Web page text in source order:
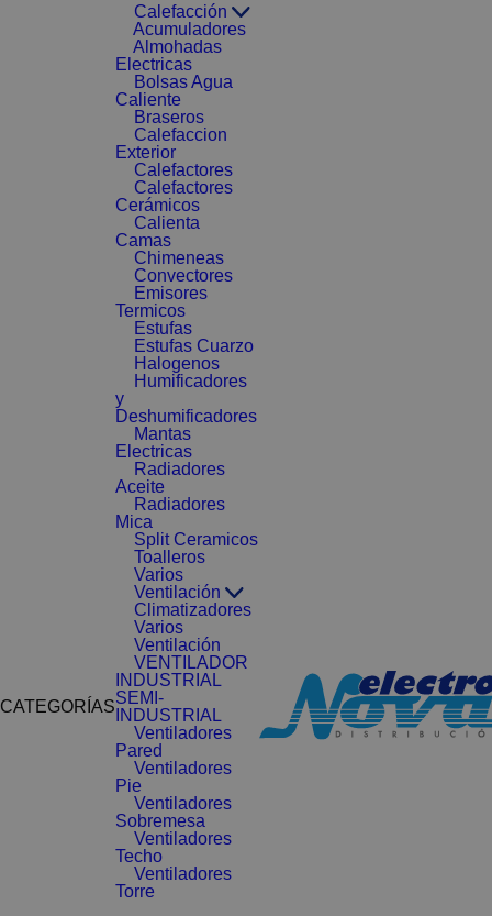
CATEGORÍAS
Calefacción
Acumuladores
Almohadas
Electricas
Bolsas Agua
Caliente
Braseros
Calefaccion
Exterior
Calefactores
Calefactores
Cerámicos
Calienta
Camas
Chimeneas
Convectores
Emisores
Termicos
Estufas
Estufas Cuarzo
Halogenos
Humificadores
y
Deshumificadores
Mantas
Electricas
Radiadores
Aceite
Radiadores
Mica
Split Ceramicos
Toalleros
Varios
Ventilación
Climatizadores
Varios
Ventilación
VENTILADOR
INDUSTRIAL
SEMI-
INDUSTRIAL
Ventiladores
Pared
Ventiladores
Pie
Ventiladores
Sobremesa
Ventiladores
Techo
Ventiladores
Torre